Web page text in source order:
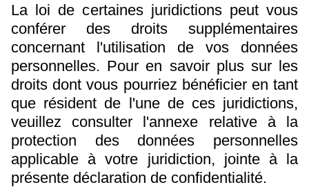
La loi de certaines juridictions peut vous
conférer des droits supplémentaires
concernant l'utilisation de vos données
personnelles. Pour en savoir plus sur les
droits dont vous pourriez bénéficier en tant
que résident de l'une de ces juridictions,
veuillez consulter l'annexe relative à la
protection des données personnelles
applicable à votre juridiction, jointe à la
présente déclaration de confidentialité.